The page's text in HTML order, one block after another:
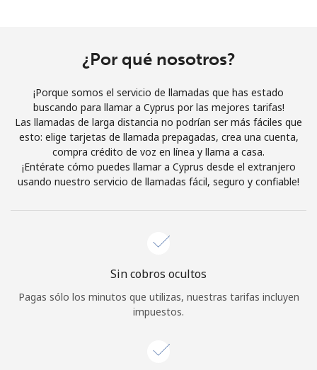
Únete
¡Hola!
Inicia sesión oREGÍSTRATE →
¿Olvidaste tu contraseña? →
¿Por qué nosotros?
¡Porque somos el servicio de llamadas que has estado
buscando para llamar a Cyprus por las mejores tarifas!
Las llamadas de larga distancia no podrían ser más fáciles que
esto: elige tarjetas de llamada prepagadas, crea una cuenta,
compra crédito de voz en línea y llama a casa.
¡Entérate cómo puedes llamar a Cyprus desde el extranjero
usando nuestro servicio de llamadas fácil, seguro y confiable!
Sin cobros ocultos
Pagas sólo los minutos que utilizas, nuestras tarifas incluyen
impuestos.